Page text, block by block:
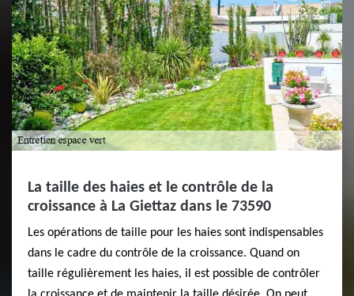
La taille des haies et le contrôle de la
croissance à La Giettaz dans le 73590
Les opérations de taille pour les haies sont indispensables
dans le cadre du contrôle de la croissance. Quand on
taille régulièrement les haies, il est possible de contrôler